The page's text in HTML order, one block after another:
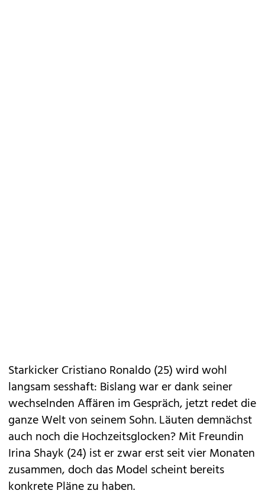
Starkicker Cristiano Ronaldo (25) wird wohl
langsam sesshaft: Bislang war er dank seiner
wechselnden Affären im Gespräch, jetzt redet die
ganze Welt von seinem Sohn. Läuten demnächst
auch noch die Hochzeitsglocken? Mit Freundin
Irina Shayk (24) ist er zwar erst seit vier Monaten
zusammen, doch das Model scheint bereits
konkrete Pläne zu haben.